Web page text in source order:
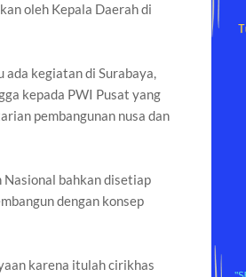
oleh Kepala Daerah di
ada kegiatan di Surabaya,
kepada PWI Pusat yang
pembangunan nusa dan
bahkan disetiap
dengan konsep
karena itulah cirikhas